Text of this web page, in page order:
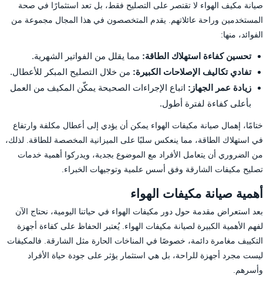
صيانة مكيف الهواء لا تقتصر على التصليح فقط، بل تعد استثمارًا في صحة
المستخدمين وراحة عائلاتهم. يقدم المتخصصون في هذا المجال مجموعة من
الفوائد، منها:
تحسين كفاءة استهلاك الطاقة: مما يقلل من الفواتير الشهرية.
تفادي تكاليف الإصلاحات الكبيرة: من خلال التصليح المبكر للأعطال.
زيادة عمر الجهاز: اتباع الإجراءات الصحيحة يمكّن المكيف من العمل
بأعلى كفاءة لفترة أطول.
ختامًا، إهمال صيانة مكيفات الهواء يمكن أن يؤدي إلى أعطال مكلفة وارتفاع
في استهلاك الطاقة، مما ينعكس سلبًا على الميزانية المخصصة للطاقة. لذلك،
من الضروري أن يتعامل الأفراد مع الموضوع بجدية، ويدركوا أهمية خدمات
تصليح مكيفات الشارقة وفق أسس علمية وتوجيهات الخبراء.
أهمية صيانة مكيفات الهواء
بعد استعراض مقدمة حول دور مكيفات الهواء في حياتنا اليومية، نحتاج الآن
لفهم الأهمية الكبيرة لصيانة مكيفات الهواء. يُعتبر الحفاظ على كفاءة أجهزة
التكييف مغامرة دائمة، خصوصًا في المناخات الحارة مثل الشارقة. فالمكيفات
ليست مجرد أجهزة للراحة، بل هي استثمار يؤثر على جودة حياة الأفراد
وأسرهم.